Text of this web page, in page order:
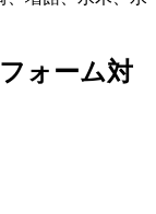
ォーム対